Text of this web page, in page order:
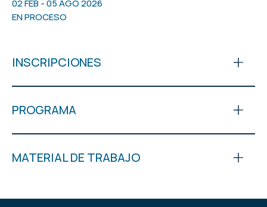
02 FEB - 05 AGO 2026
EN PROCESO
INSCRIPCIONES
PROGRAMA
MATERIAL DE TRABAJO